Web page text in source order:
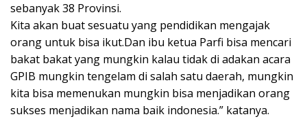
sebanyak 38 Provinsi.
Kita akan buat sesuatu yang pendidikan mengajak
orang untuk bisa ikut.Dan ibu ketua Parfi bisa mencari
bakat bakat yang mungkin kalau tidak di adakan acara
GPIB mungkin tengelam di salah satu daerah, mungkin
kita bisa memenukan mungkin bisa menjadikan orang
sukses menjadikan nama baik indonesia.” katanya.